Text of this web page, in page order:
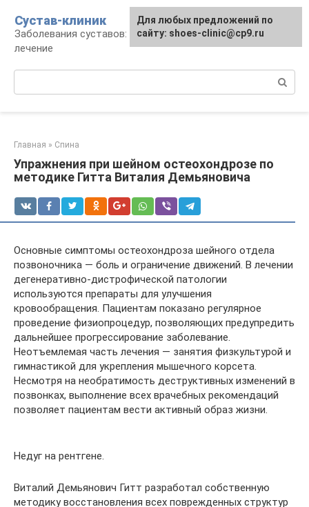
контенту
Сустав-клиник
Заболевания суставов: профилактика и
лечение
Главная » Спина
Упражнения при шейном остеохондрозе по
методике Гитта Виталия Демьяновича
Основные симптомы остеохондроза шейного отдела
позвоночника — боль и ограничение движений. В лечении
дегенеративно-дистрофической патологии
используются препараты для улучшения
кровообращения. Пациентам показано регулярное
проведение физиопроцедур, позволяющих предупредить
дальнейшее прогрессирование заболевание.
Неотъемлемая часть лечения — занятия физкультурой и
гимнастикой для укрепления мышечного корсета.
Несмотря на необратимость деструктивных изменений в
позвонках, выполнение всех врачебных рекомендаций
позволяет пациентам вести активный образ жизни.
Недуг на рентгене.
Виталий Демьянович Гитт разработал собственную
методику восстановления всех поврежденных структур
Для любых предложений по
сайту: shoes-clinic@cp9.ru